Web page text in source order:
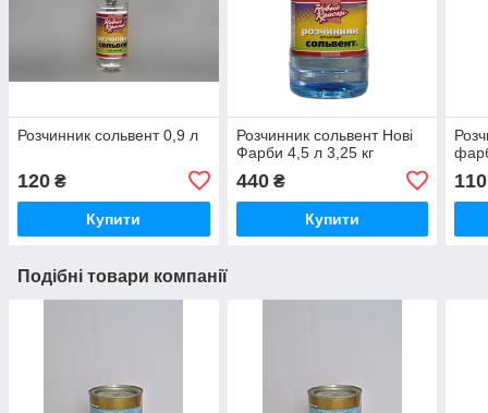
Розчинник сольвент 0,9 л
120 ₴
Купити
Розчинник сольвент Нові
Фарби 4,5 л 3,25 кг
440₴
Купити
110
Подібні товари компанії